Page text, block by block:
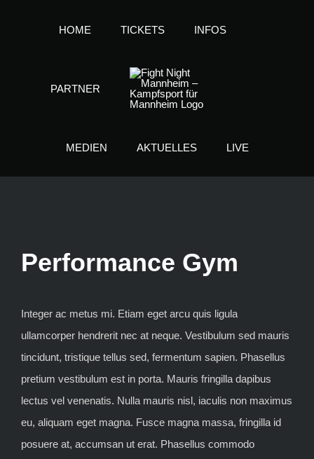
HOME TICKETS INFOS
PARTNER
MEDIEN AKTUELLES LIVE
Performance Gym
Integer ac metus mi. Etiam eget arcu quis ligula
ullamcorper hendrerit nec at neque. Vestibulum sed mauris
tincidunt, tristique tellus sed, fermentum sapien. Phasellus
pretium vestibulum est in porta. Mauris fringilla dapibus
lectus vel venenatis. Nulla mauris nisl, iaculis non maximus
eu, aliquam eget magna. Fusce magna massa, fringilla id
posuere at, accumsan ut erat. Phasellus commodo